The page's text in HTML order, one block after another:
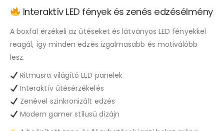
Interaktív LED fények és zenés edzésélmény
A boxfal érzékeli az ütéseket és látványos LED fényekkel
reagál, így minden edzés izgalmasabb és motiválóbb
lesz.
Ritmusra világító LED panelek
Interaktív ütésérzékelés
Zenével szinkronizált edzés
Modern gamer stílusú dizájn